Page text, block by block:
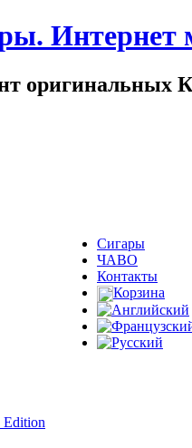
Интернет
оригинальных
Сигары
ЧАВО
Контакты
Корзина